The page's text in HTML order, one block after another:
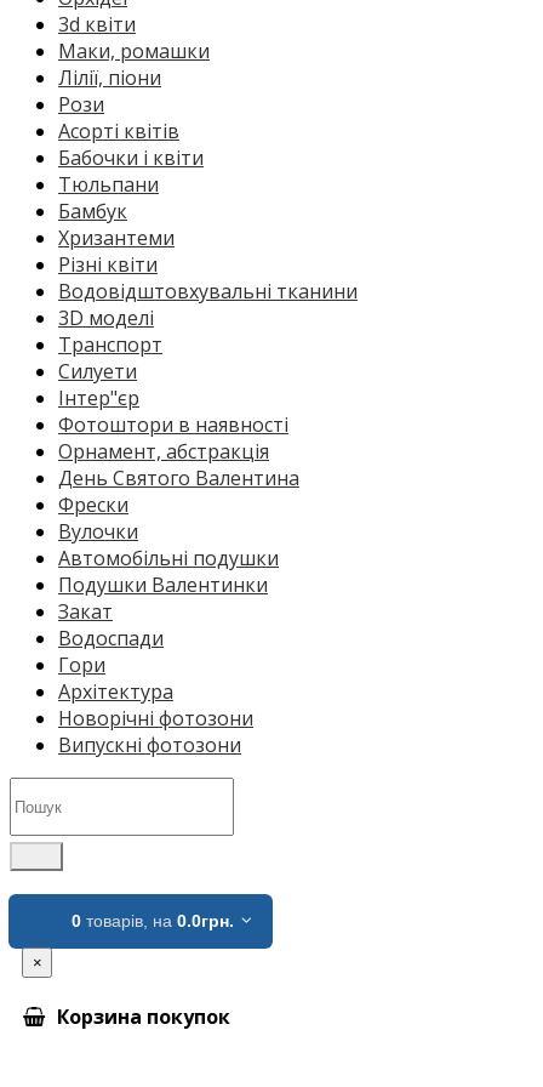
3d квіти
Маки, ромашки
Лілії, піони
Рози
Асорті квітів
Бабочки і квіти
Тюльпани
Бамбук
Хризантеми
Різні квіти
Водовідштовхувальні тканини
3D моделі
Транспорт
Силуети
Інтер"єр
Фотоштори в наявності
Орнамент, абстракція
День Святого Валентина
Фрески
Вулочки
Автомобільні подушки
Подушки Валентинки
Закат
Водоспади
Гори
Архітектура
Новорічні фотозони
Випускні фотозони
0 товарів, на 0.0грн.
×
Корзина покупок